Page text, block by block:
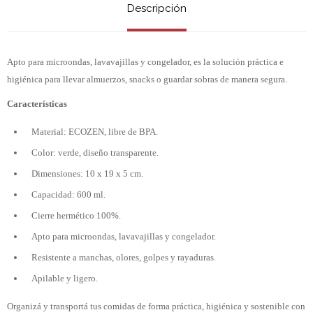
Descripción
Apto para microondas, lavavajillas y congelador, es la solución práctica e
higiénica para llevar almuerzos, snacks o guardar sobras de manera segura.
Características
Material: ECOZEN, libre de BPA.
Color: verde, diseño transparente.
Dimensiones: 10 x 19 x 5 cm.
Capacidad: 600 ml.
Cierre hermético 100%.
Apto para microondas, lavavajillas y congelador.
Resistente a manchas, olores, golpes y rayaduras.
Apilable y ligero.
Organizá y transportá tus comidas de forma práctica, higiénica y sostenible con